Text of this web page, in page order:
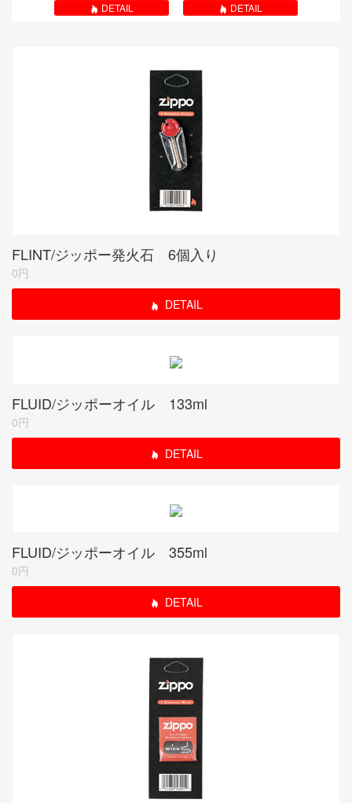
DETAIL DETAIL
FLINT/ジッポー発火石 6個入り
0円
DETAIL
FLUID/ジッポーオイル 133ml
0円
DETAIL
FLUID/ジッポーオイル 355ml
0円
DETAIL